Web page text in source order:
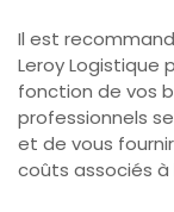
Il est
Leroy Logistique
fonction de vos
professionnels
et de vous
coûts associés à